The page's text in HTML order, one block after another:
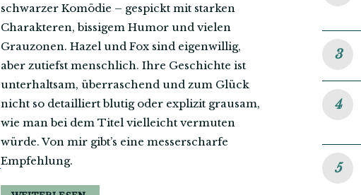
schwarzer Komödie – gespickt mit starken
Charakteren, bissigem Humor und vielen
Grauzonen. Hazel und Fox sind eigenwillig,
aber zutiefst menschlich. Ihre Geschichte ist
unterhaltsam, überraschend und zum Glück
nicht so detailliert blutig oder explizit grausam,
wie man bei dem Titel vielleicht vermuten
würde. Von mir gibt’s eine messerscharfe
Empfehlung.